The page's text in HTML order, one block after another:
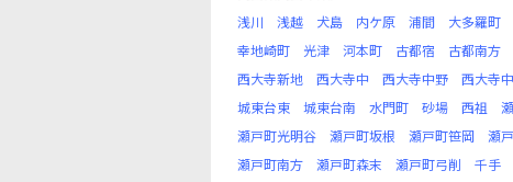
浅川
浅越 犬島 内ケ原 浦間 大多羅町
幸地崎町
光津 河本町 古都宿 古都南方
西大寺新地
西大寺中 西大寺中野 西大寺
城東台東
城東台南 水門町 砂場 西祖
瀬戸町光明谷
瀬戸町坂根 瀬戸町笹岡 瀬
瀬戸町南方
瀬戸町森末 瀬戸町弓削 千手